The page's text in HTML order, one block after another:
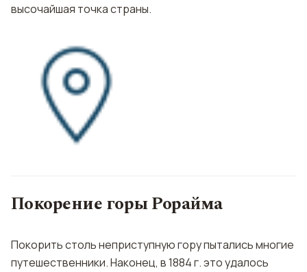
высочайшая точка страны.
Покорение горы Рорайма
Покорить столь неприступную гору пытались многие
путешественники. Наконец, в 1884 г. это удалось